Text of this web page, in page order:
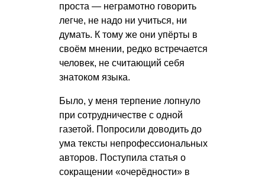
проста — неграмотно говорить
легче, не надо ни учиться, ни
думать. К тому же они упёрты в
своём мнении, редко встречается
человек, не считающий себя
знатоком языка.
Было, у меня терпение лопнуло
при сотрудничестве с одной
газетой. Попросили доводить до
ума тексты непрофессиональных
авторов. Поступила статья о
сокращении «очерёдности» в